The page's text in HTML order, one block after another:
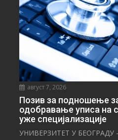
август 7, 2026
Позив за подношење
одобравање уписа на
уже специјализације
УНИВЕРЗИТЕТ У